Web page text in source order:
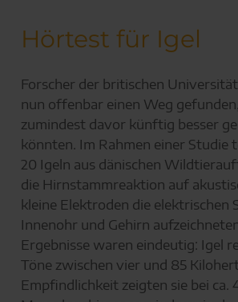
Hörtest für Igel
Forscher der britischen
nun offenbar einen Weg
zumindest davor künftig besser
könnten. Im Rahmen einer Studie
20 Igeln aus dänischen
die Hirnstammreaktion auf
kleine Elektroden die elektrischen
Innenohr und Gehirn
Ergebnisse waren eindeutig: Igel
Töne zwischen vier und 85
Empfindlichkeit zeigten sie bei ca.